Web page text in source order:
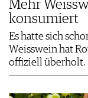
Mehr
konsumiert
Es hatte sich
Weisswein hat
offiziell überholt.